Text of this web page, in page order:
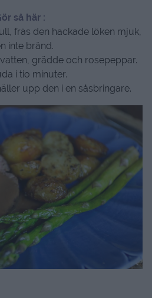
så här :
fräs den hackade löken mjuk,
inte bränd.
grädde och rosepeppar.
i tio minuter.
upp den i en såsbringare.